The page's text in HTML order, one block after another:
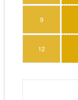
9
12